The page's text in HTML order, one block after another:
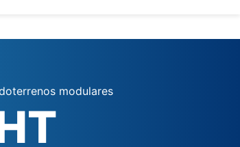
modulares